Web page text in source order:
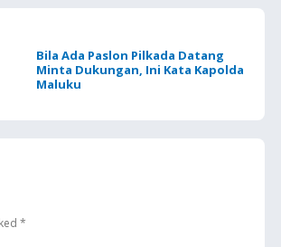
Bila Ada Paslon Pilkada Datang
Minta Dukungan, Ini Kata Kapolda
Maluku
*